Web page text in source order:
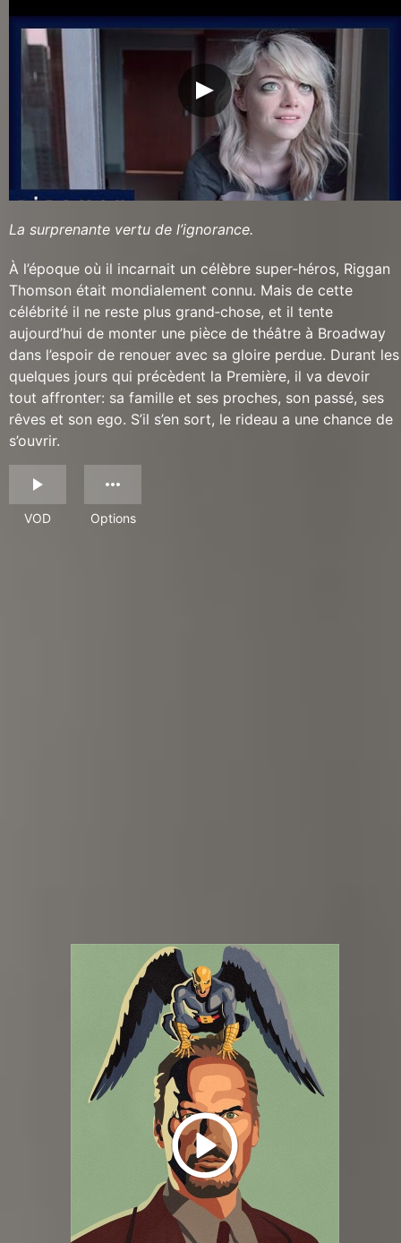
La surprenante vertu de l’ignorance.
À l’époque où il incarnait un célèbre super‐héros, Riggan
Thomson était mondialement connu. Mais de cette
célébrité il ne reste plus grand‐chose, et il tente
aujourd’hui de monter une pièce de théâtre à Broadway
dans l’espoir de renouer avec sa gloire perdue. Durant les
quelques jours qui précèdent la Première, il va devoir
tout affronter: sa famille et ses proches, son passé, ses
rêves et son ego. S’il s’en sort, le rideau a une chance de
s’ouvrir.
VOD Options